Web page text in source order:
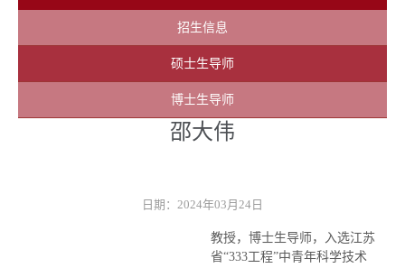
招生信息
硕士生导师
博士生导师
邵大伟
日期：2024年03月24日
教授，博士生导师，入选江苏
省“333工程”中青年科学技术